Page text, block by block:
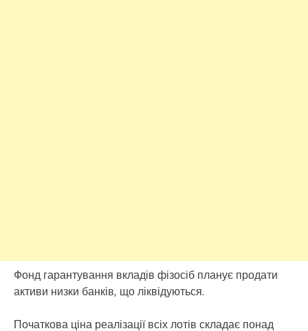
Фонд гарантування вкладів фізосіб планує продати
активи низки банків, що ліквідуються.
Початкова ціна реалізації всіх лотів складає понад